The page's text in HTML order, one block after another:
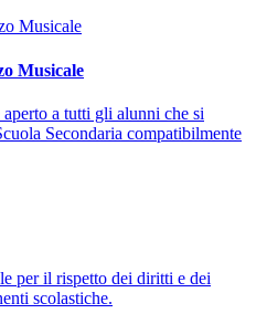
Musicale
a tutti gli alunni che si
Secondaria compatibilmente
per il rispetto dei diritti e dei
scolastiche.